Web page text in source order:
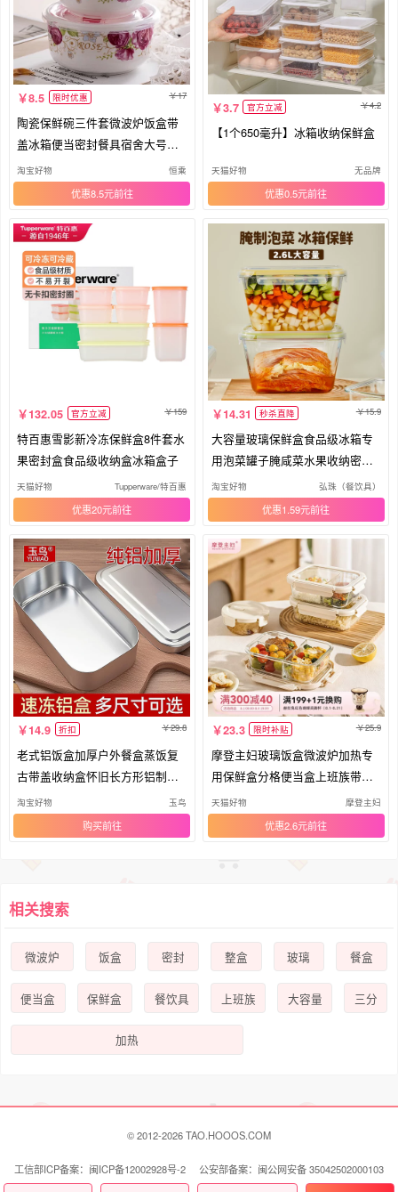
8.5 限时优惠 17
陶瓷保鲜碗三件套微波炉饭盒带
盖冰箱便当密封餐具宿舍大号泡
面碗
淘宝好物 恒乘
优惠8.5元
3.7 官方立减 4.2
【1个650毫升】冰箱收纳保鲜盒
天猫好物 无品牌
优惠0.5元
132.05 官方立减 159
特百惠雪影新冷冻保鲜盒8件套水
果密封盒食品级收纳盒冰箱盒子
天猫好物 Tupperware/特百惠
优惠20元
14.31 秒杀直降 15.9
大容量玻璃保鲜盒食品级冰箱专
用泡菜罐子腌咸菜水果收纳密封
盒
淘宝好物 弘珠（餐饮具）
优惠1.59元
14.9 折扣 29.8
老式铝饭盒加厚户外餐盒蒸饭复
古带盖收纳盒怀旧长方形铝制保
鲜盒
淘宝好物 玉鸟
购买
23.3 限时补贴 25.9
摩登主妇玻璃饭盒微波炉加热专
用保鲜盒分格便当盒上班族带饭
餐盒
天猫好物 摩登主妇
优惠2.6元
相关搜索
微波炉 饭盒 密封 整盒 玻璃 餐盒
便当盒 保鲜盒 餐饮具 上班族 大容量 三分
加热
© 2012-2026 TAO.HOOOS.COM
工信部ICP备案：闽ICP备12002928号-2 公安部备案：闽公网安备 35042502000103